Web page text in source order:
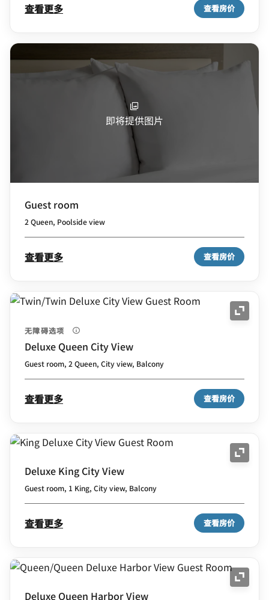
查看更多 查看房价
即将提供图片
Guest room
2 Queen, Poolside view
查看更多 查看房价
展开
无障碍选项
Deluxe Queen City View
Guest room, 2 Queen, City view, Balcony
查看更多 查看房价
展开
Deluxe King City View
Guest room, 1 King, City view, Balcony
查看更多 查看房价
展开
Deluxe Queen Harbor View